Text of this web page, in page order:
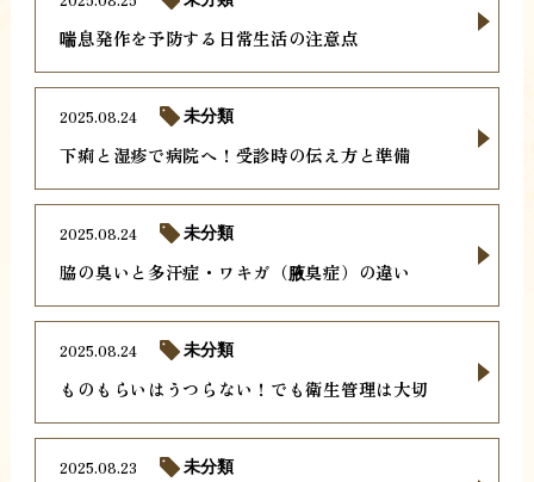
喘息発作を予防する日常生活の注意点
下痢と湿疹で病院へ！受診時の伝え方と準備
2025.08.24 未分類
脇の臭いと多汗症・ワキガ（腋臭症）の違い
2025.08.24 未分類
ものもらいはうつらない！でも衛生管理は大切
2025.08.24 未分類
2025.08.23 未分類